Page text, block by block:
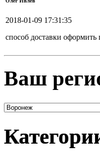
2018-01-09 17:31:35
способ доставки
Ваш